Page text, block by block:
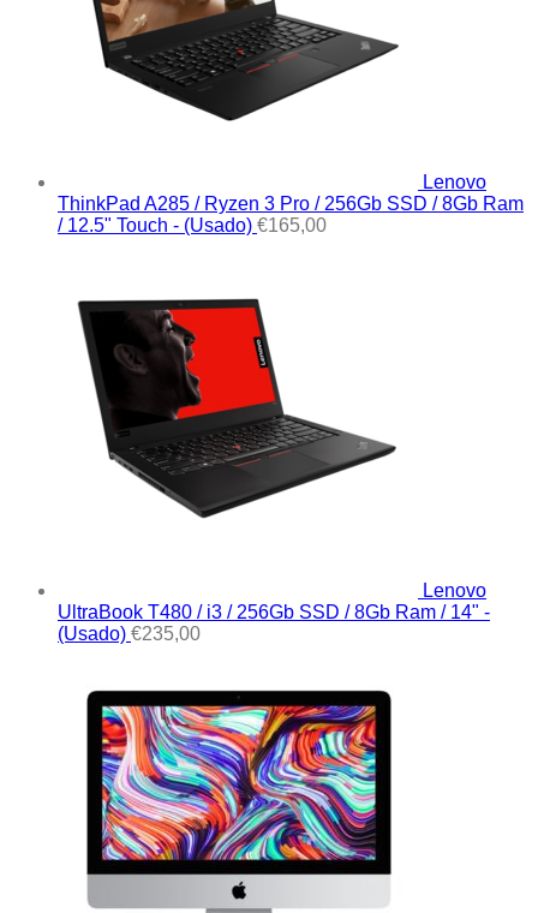
Lenovo
ThinkPad A285 / Ryzen 3 Pro / 256Gb SSD / 8Gb Ram
/ 12.5" Touch - (Usado) €165,00
Lenovo
UltraBook T480 / i3 / 256Gb SSD / 8Gb Ram / 14" -
(Usado) €235,00